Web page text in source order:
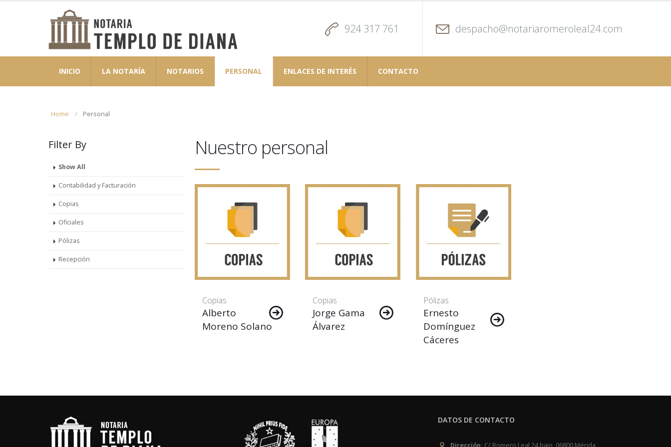
924 317 761 despacho@notariaromeroleal24.com
INICIO LA NOTARÍA NOTARIOS PERSONAL ENLACES DE INTERÉS CONTACTO
Home Personal
Nuestro personal
Copias
Alberto
Moreno Solano
Copias
Jorge Gama
Álvarez
Pólizas
Ernesto
Domínguez
Cáceres
Filter By
Show All
Contabilidad y Facturación
Copias
Oficiales
Pólizas
Recepción
DATOS DE CONTACTO
Dirección: C/ Romero Leal 24 bajo, 06800 Mérida,